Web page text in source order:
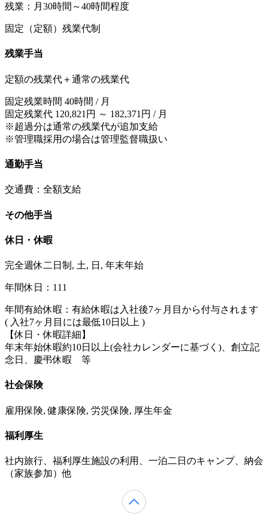
残業：月30時間～40時間程度
固定（定額）残業代制
残業手当
定額の残業代＋通常の残業代
固定残業時間 40時間 / 月
固定残業代 120,821円 ～ 182,371円 / 月
※超過分は通常の残業代が追加支給
※管理職採用の場合は管理監督職扱い
通勤手当
交通費：全額支給
その他手当
休日・休暇
完全週休二日制, 土, 日, 年末年始
年間休日：111
年間有給休暇：有給休暇は入社後7ヶ月目から付与されます
( 入社7ヶ月目には最低10日以上 )
【休日・休暇詳細】
年末年始休暇約10日以上(会社カレンダーに基づく)、創立記
念日、慶弔休暇 等
社会保険
雇用保険, 健康保険, 労災保険, 厚生年金
福利厚生
社内旅行、福利厚生施設の利用、一泊二日のキャンプ、納会
（家族参加）他